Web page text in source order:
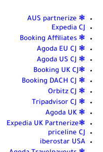
❃ AUS partnerize
Expedia CJ
❃ Booking Affiliates
❃ Agoda EU CJ
❃ Agoda US CJ
❃Booking UK CJ
❃ Booking DACH CJ
❃ Orbitz CJ
❃ Tripadvisor CJ
❃ Agoda UK
❃Expedia UK Partnerize
priceline CJ
iberostar USA